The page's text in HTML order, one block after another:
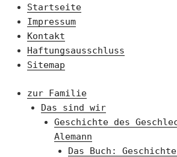
Startseite
Impressum
Kontakt
Haftungsausschluss
Sitemap
zur Familie
Das sind wir
Geschichte des
Alemann
Das Buch: